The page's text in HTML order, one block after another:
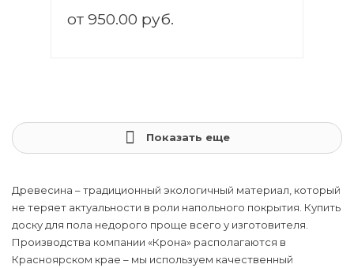
от 950.00 руб.
Показать еще
Древесина – традиционный экологичный материал, который
не теряет актуальности в роли напольного покрытия. Купить
доску для пола недорого проще всего у изготовителя.
Производства компании «Крона» располагаются в
Красноярском крае – мы используем качественный